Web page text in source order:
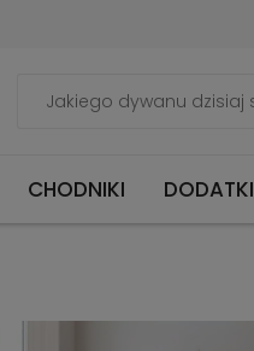
CHODNIKI DODATKI